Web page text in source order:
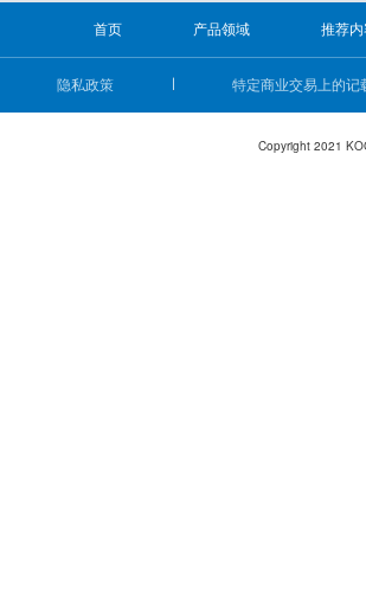
首页 产品领域 推荐
隐私政策 特定商业交易上的记
Copyright 2021